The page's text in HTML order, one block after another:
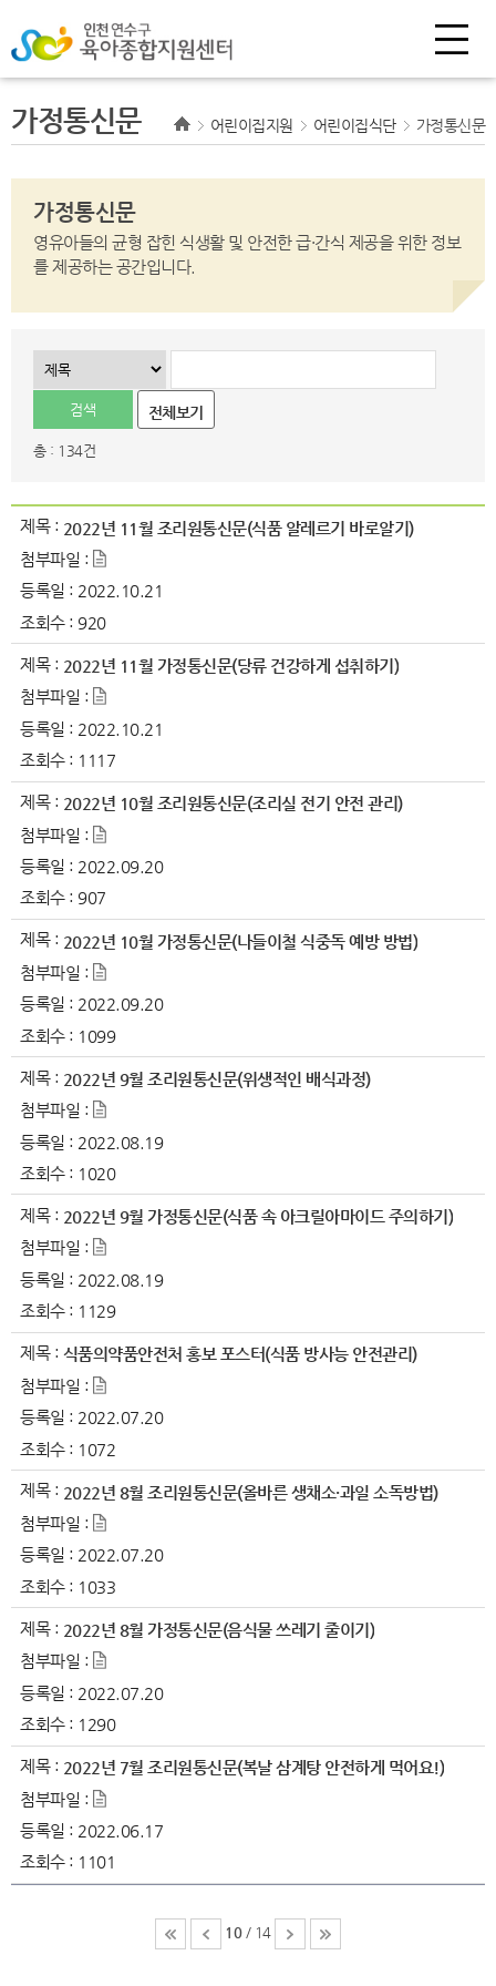
가정통신문 어린이집지원 어린이집식단 가정통신문
가정통신문
영유아들의 균형 잡힌 식생활 및 안전한 급·간식 제공을 위한 정보
를 제공하는 공간입니다.
전체보기
총 : 134건
제목 : 2022년 11월 조리원통신문(식품 알레르기 바로알기)
첨부파일 :
등록일 : 2022.10.21
조회수 : 920
제목 : 2022년 11월 가정통신문(당류 건강하게 섭취하기)
첨부파일 :
등록일 : 2022.10.21
조회수 : 1117
제목 : 2022년 10월 조리원통신문(조리실 전기 안전 관리)
첨부파일 :
등록일 : 2022.09.20
조회수 : 907
제목 : 2022년 10월 가정통신문(나들이철 식중독 예방 방법)
첨부파일 :
등록일 : 2022.09.20
조회수 : 1099
제목 : 2022년 9월 조리원통신문(위생적인 배식과정)
첨부파일 :
등록일 : 2022.08.19
조회수 : 1020
제목 : 2022년 9월 가정통신문(식품 속 아크릴아마이드 주의하기)
첨부파일 :
등록일 : 2022.08.19
조회수 : 1129
제목 : 식품의약품안전처 홍보 포스터(식품 방사능 안전관리)
첨부파일 :
등록일 : 2022.07.20
조회수 : 1072
제목 : 2022년 8월 조리원통신문(올바른 생채소·과일 소독방법)
첨부파일 :
등록일 : 2022.07.20
조회수 : 1033
제목 : 2022년 8월 가정통신문(음식물 쓰레기 줄이기)
첨부파일 :
등록일 : 2022.07.20
조회수 : 1290
제목 : 2022년 7월 조리원통신문(복날 삼계탕 안전하게 먹어요!)
첨부파일 :
등록일 : 2022.06.17
조회수 : 1101
10/ 14